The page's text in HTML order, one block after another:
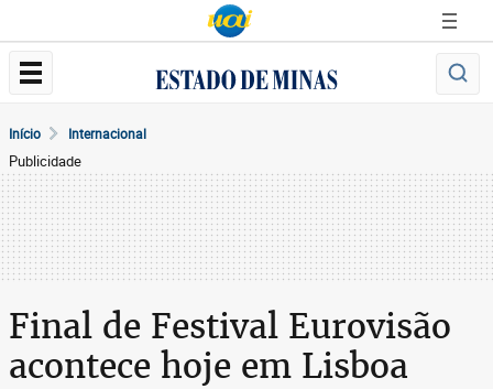
Início Internacional
Publicidade
Final de Festival Eurovisão
acontece hoje em Lisboa